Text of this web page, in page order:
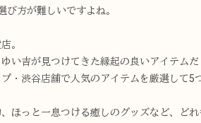
方が難しいですよね。
。
い吉が見つけてきた縁起の良いアイテムだ
・渋谷店舗で人気のアイテムを厳選して5
ほっと一息つける癒しのグッズなど、ど